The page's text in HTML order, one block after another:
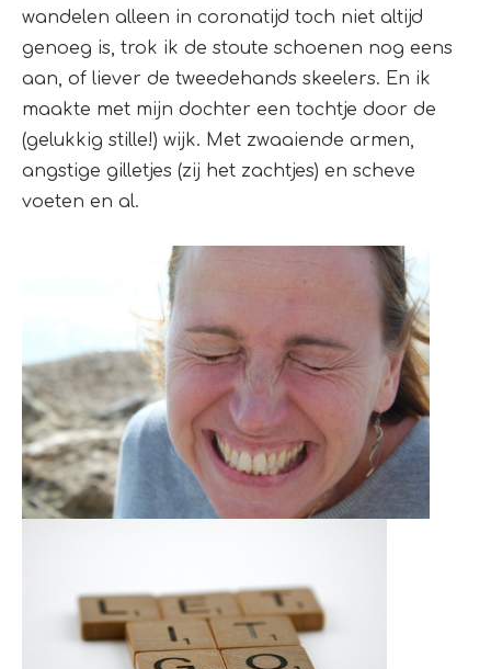
wandelen alleen in coronatijd toch niet altijd
genoeg is, trok ik de stoute schoenen nog eens
aan, of liever de tweedehands skeelers. En ik
maakte met mijn dochter een tochtje door de
(gelukkig stille!) wijk. Met zwaaiende armen,
angstige gilletjes (zij het zachtjes) en scheve
voeten en al.